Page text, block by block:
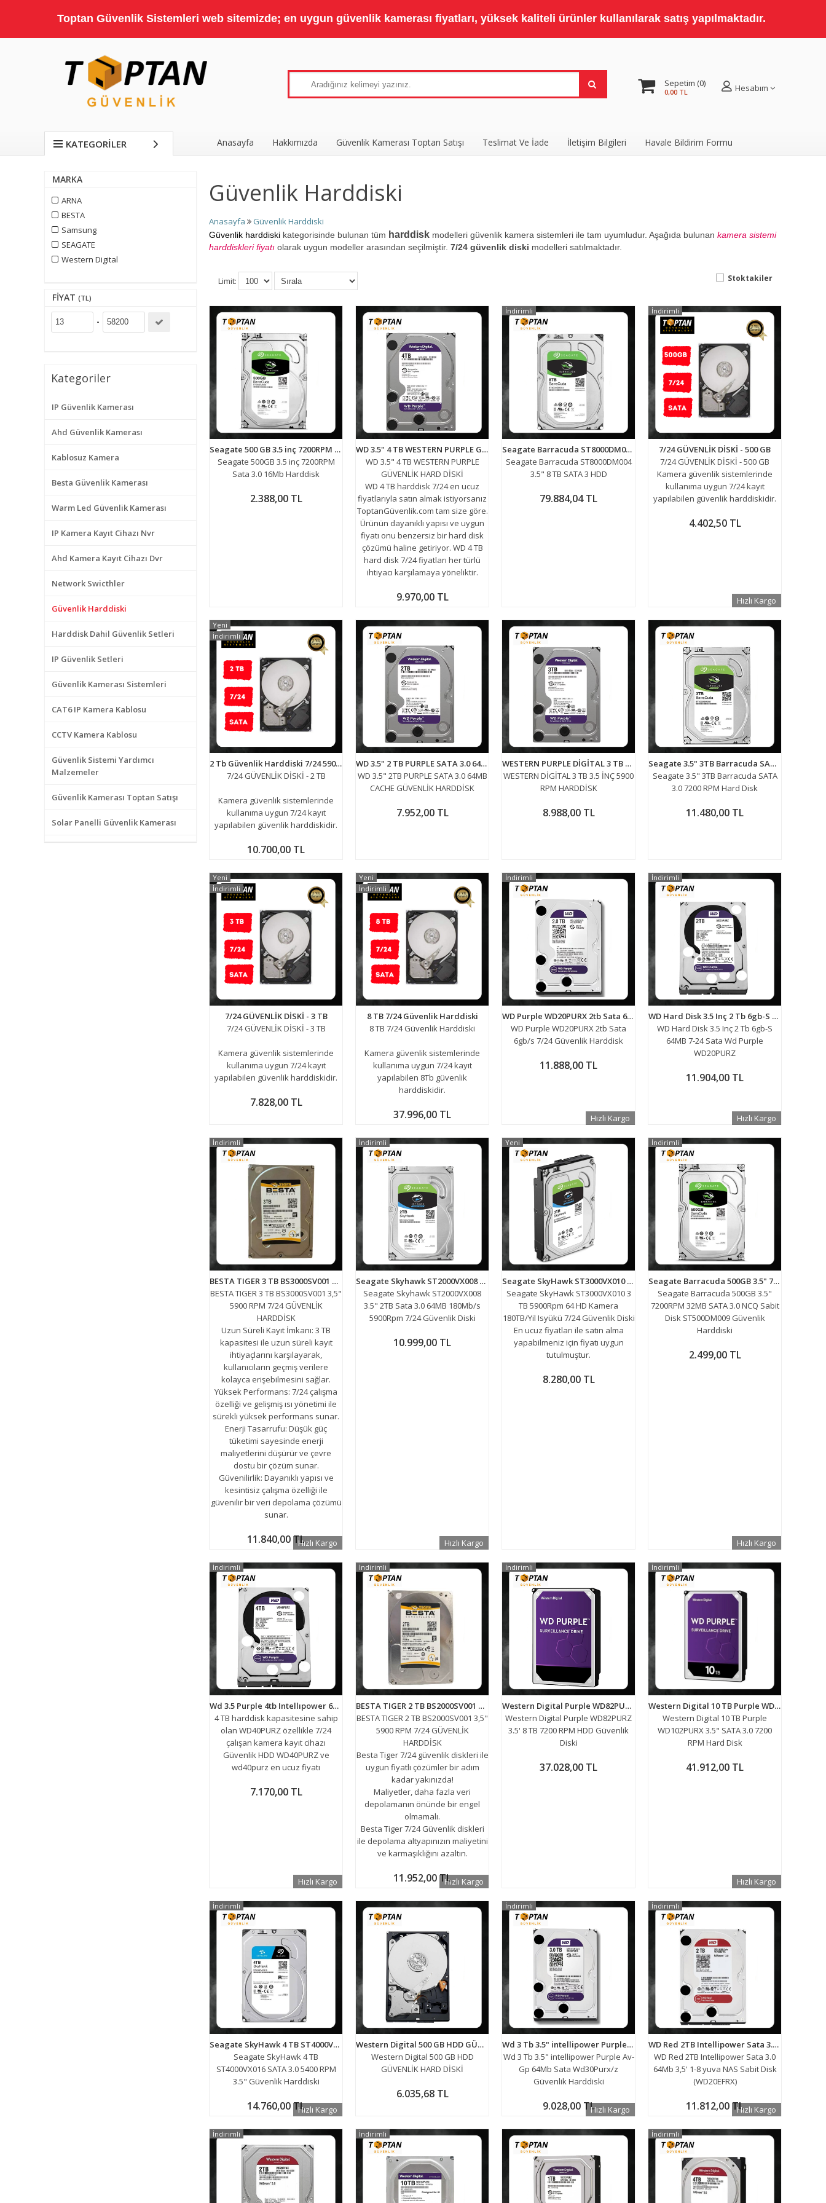
Toptan Güvenlik Sistemleri web sitemizde; en uygun güvenlik kamerası fiyatları, yüksek kaliteli ürünler kullanılarak satış yapılmaktadır.
Sepetim 0
0,00 TL Hesabım
KATEGORILER Anasayfa Hakkımızda Güvenlik Kamerası Toptan Satışı Teslimat Ve İade İletişim Bilgileri Havale Bildirim Formu
MARKA
ARNA
BESTA
Samsung
SEAGATE
Western Digital
FIYAT (TL)
-
Kategoriler
IP Güvenlik Kamerası
Ahd Güvenlik Kamerası
Kablosuz Kamera
Besta Güvenlik Kamerası
Warm Led Güvenlik Kamerası
IP Kamera Kayıt Cihazı Nvr
Ahd Kamera Kayıt Cihazı Dvr
Network Swicthler
Güvenlik Harddiski
Harddisk Dahil Güvenlik Setleri
IP Güvenlik Setleri
Güvenlik Kamerası Sistemleri
CAT6 IP Kamera Kablosu
CCTV Kamera Kablosu
Güvenlik Sistemi Yardımcı
Malzemeler
Güvenlik Kamerası Toptan Satışı
Solar Panelli Güvenlik Kamerası
Güvenlik Harddiski
Anasayfa Güvenlik Harddiski
Güvenlik harddiski kategorisinde bulunan tüm harddisk modelleri güvenlik kamera sistemleri ile tam uyumludur. Aşağıda bulunankamera sistemi
harddiskleri fiyatıolarak uygun modeller arasından seçilmiştir.7/24 güvenlik diski modelleri satılmaktadır.
Limit: Stoktakiler
Seagate 500 GB 3.5 inç 7200RPM Sata 3.0 16Mb Harddisk
Seagate 500GB 3.5 inç 7200RPM
Sata 3.0 16Mb Harddisk
2.388,00 TL
WD 3.5" 4 TB WESTERN PURPLE GÜVENLİK HARD DİSKİ
WD 3.5" 4 TB WESTERN PURPLE
GÜVENLİK HARD DİSKİ
WD 4 TB harddisk 7/24 en ucuz
fiyatlarıyla satın almak istiyorsanız
ToptanGüvenlik.com tam size göre.
Ürünün dayanıklı yapısı ve uygun
fiyatı onu benzersiz bir hard disk
çözümü haline getiriyor. WD 4 TB
hard disk 7/24 fiyatları her türlü
ihtiyacı karşılamaya yöneliktir.
9.970,00 TL
Seagate Barracuda ST8000DM004 3.5" 8 TB SATA 3 HDD
Seagate Barracuda ST8000DM004
3.5" 8 TB SATA 3 HDD
79.884,04 TL
İndirimli
7/24 GÜVENLİK DİSKİ - 500 GB
7/24 GÜVENLİK DİSKİ - 500 GB
Kamera güvenlik sistemlerinde
kullanıma uygun 7/24 kayıt
yapılabilen güvenlik harddiskidir.
4.402,50 TL
İndirimli
Hızlı Kargo
2 Tb Güvenlik Harddiski 7/24 5900 Rpm Kamera Sistemleri İçin
7/24 GÜVENLİK DİSKİ - 2 TB
Kamera güvenlik sistemlerinde
kullanıma uygun 7/24 kayıt
yapılabilen güvenlik harddiskidir.
10.700,00 TL
Yeni
İndirimli
WD 3.5" 2 TB PURPLE SATA 3.0 64MB CACHE GÜVENLİK HARDDİSK
WD 3.5" 2TB PURPLE SATA 3.0 64MB
CACHE GÜVENLİK HARDDİSK
7.952,00 TL
WESTERN PURPLE DİGİTAL 3 TB 3.5 İNÇ 5900 RPM Güvenlik Kamerası Harddiski
WESTERN DİGİTAL 3 TB 3.5 İNÇ 5900
RPM HARDDİSK
8.988,00 TL
Seagate 3.5" 3TB Barracuda SATA 3.0 7200 RPM Hard Disk
Seagate 3.5" 3TB Barracuda SATA
3.0 7200 RPM Hard Disk
11.480,00 TL
7/24 GÜVENLİK DİSKİ - 3 TB
7/24 GÜVENLİK DİSKİ - 3 TB
Kamera güvenlik sistemlerinde
kullanıma uygun 7/24 kayıt
yapılabilen güvenlik harddiskidir.
7.828,00 TL
Yeni
İndirimli
8 TB 7/24 Güvenlik Harddiski
8 TB 7/24 Güvenlik Harddiski
Kamera güvenlik sistemlerinde
kullanıma uygun 7/24 kayıt
yapılabilen 8Tb güvenlik
harddiskidir.
37.996,00 TL
Yeni
İndirimli
WD Purple WD20PURX 2tb Sata 6gb/s 7/24 Güvenlik Harddisk
WD Purple WD20PURX 2tb Sata
6gb/s 7/24 Güvenlik Harddisk
11.888,00 TL
İndirimli
Hızlı Kargo
WD Hard Disk 3.5 Inç 2 Tb 6gb-S 64MB 7-24 Sata Wd Purple WD20PURZ
WD Hard Disk 3.5 Inç 2 Tb 6gb-S
64MB 7-24 Sata Wd Purple
WD20PURZ
11.904,00 TL
İndirimli
Hızlı Kargo
BESTA TIGER 3 TB BS3000SV001 3,5" 5900 RPM 7/24 GÜVENLİK HARDDİSK
BESTA TIGER 3 TB BS3000SV001 3,5"
5900 RPM 7/24 GÜVENLİK
HARDDİSK
Uzun Süreli Kayıt İmkanı: 3 TB
kapasitesi ile uzun süreli kayıt
ihtiyaçlarını karşılayarak,
kullanıcıların geçmiş verilere
kolayca erişebilmesini sağlar.
Yüksek Performans: 7/24 çalışma
özelliği ve gelişmiş ısı yönetimi ile
sürekli yüksek performans sunar.
Enerji Tasarrufu: Düşük güç
tüketimi sayesinde enerji
maliyetlerini düşürür ve çevre
dostu bir çözüm sunar.
Güvenilirlik: Dayanıklı yapısı ve
kesintisiz çalışma özelliği ile
güvenilir bir veri depolama çözümü
sunar.
11.840,00 TL
İndirimli
Hızlı Kargo
Seagate Skyhawk ST2000VX008 3.5" 2TB Sata 3.0 64MB 180Mb/s 5900Rpm 7/24 Güvenlik Diski
Seagate Skyhawk ST2000VX008
3.5" 2TB Sata 3.0 64MB 180Mb/s
5900Rpm 7/24 Güvenlik Diski
10.999,00 TL
İndirimli
Hızlı Kargo
Seagate SkyHawk ST3000VX010 3 TB 5900Rpm 64 HD Kamera 180TB/Yil Isyükü 7/24 Güvenlik Diski
Seagate SkyHawk ST3000VX010 3
TB 5900Rpm 64 HD Kamera
180TB/Yil Isyükü 7/24 Güvenlik Diski
En ucuz fiyatları ile satın alma
yapabilmeniz için fiyatı uygun
tutulmuştur.
8.280,00 TL
Yeni
Seagate Barracuda 500GB 3.5" 7200RPM 32MB SATA 3.0 NCQ Sabit Disk ST500DM009 Güvenlik Harddiski
Seagate Barracuda 500GB 3.5"
7200RPM 32MB SATA 3.0 NCQ Sabit
Disk ST500DM009 Güvenlik
Harddiski
2.499,00 TL
İndirimli
Hızlı Kargo
Wd 3.5 Purple 4tb Intellıpower 64MB Sata3 Güvenlik HDD WD40PURZ (7/24)
4 TB harddisk kapasitesine sahip
olan WD40PURZ özellikle 7/24
çalışan kamera kayıt cihazı
Güvenlik HDD WD40PURZ ve
wd40purz en ucuz fiyatı
7.170,00 TL
İndirimli
Hızlı Kargo
BESTA TIGER 2 TB BS2000SV001 3,5" 5900 RPM 7/24 GÜVENLİK HARDDİSK
BESTA TIGER 2 TB BS2000SV001 3,5"
5900 RPM 7/24 GÜVENLİK
HARDDİSK
Besta Tiger 7/24 güvenlik diskleri ile
uygun fiyatlı çözümler bir adım
kadar yakınızda!
Maliyetler, daha fazla veri
depolamanın önünde bir engel
olmamalı.
Besta Tiger 7/24 Güvenlik diskleri
ile depolama altyapınızın maliyetini
ve karmaşıklığını azaltın.
11.952,00 TL
İndirimli
Hızlı Kargo
Western Digital Purple WD82PURZ 3.5' 8 TB 7200 RPM HDD Güvenlik Diski
Western Digital Purple WD82PURZ
3.5' 8 TB 7200 RPM HDD Güvenlik
Diski
37.028,00 TL
İndirimli
Western Digital 10 TB Purple WD102PURX 3.5" SATA 3.0 7200 RPM Hard Disk
Western Digital 10 TB Purple
WD102PURX 3.5" SATA 3.0 7200
RPM Hard Disk
41.912,00 TL
İndirimli
Hızlı Kargo
Seagate SkyHawk 4 TB ST4000VX016 SATA 3.0 5400 RPM 3.5" Güvenlik Harddiski
Seagate SkyHawk 4 TB
ST4000VX016 SATA 3.0 5400 RPM
3.5" Güvenlik Harddiski
14.760,00 TL
İndirimli
Hızlı Kargo
Western Digital 500 GB HDD GÜVENLİK HARD DİSKİ
Western Digital 500 GB HDD
GÜVENLİK HARD DİSKİ
6.035,68 TL
Wd 3 Tb 3.5" intellipower Purple Av-Gp 64Mb Sata Wd30Purx/z Güvenlik Harddiski
Wd 3 Tb 3.5" intellipower Purple Av-
Gp 64Mb Sata Wd30Purx/z
Güvenlik Harddiski
9.028,00 TL
İndirimli
Hızlı Kargo
WD Red 2TB Intellipower Sata 3.0 64Mb 3,5' 1-8 yuva NAS Sabit Disk (WD20EFRX)
WD Red 2TB Intellipower Sata 3.0
64Mb 3,5' 1-8 yuva NAS Sabit Disk
(WD20EFRX)
11.812,00 TL
İndirimli
Hızlı Kargo
İndirimli İndirimli İndirimli